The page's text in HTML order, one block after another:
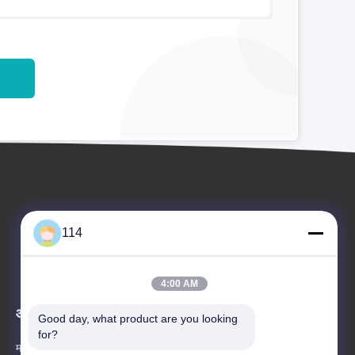
आयोजन
मामले
अनुरोध A उद्धरण
114
4:00 AM
Good day, what product are you looking
for?